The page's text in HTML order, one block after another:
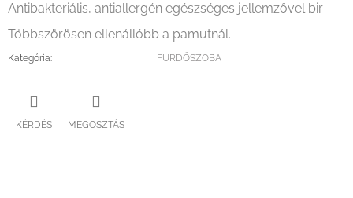
Antibakteriális, antiallergén egészséges jellemzővel bir
Többszörösen ellenállóbb a pamutnál.
Kategória: FÜRDŐSZOBA
KÉRDÉS MEGOSZTÁS